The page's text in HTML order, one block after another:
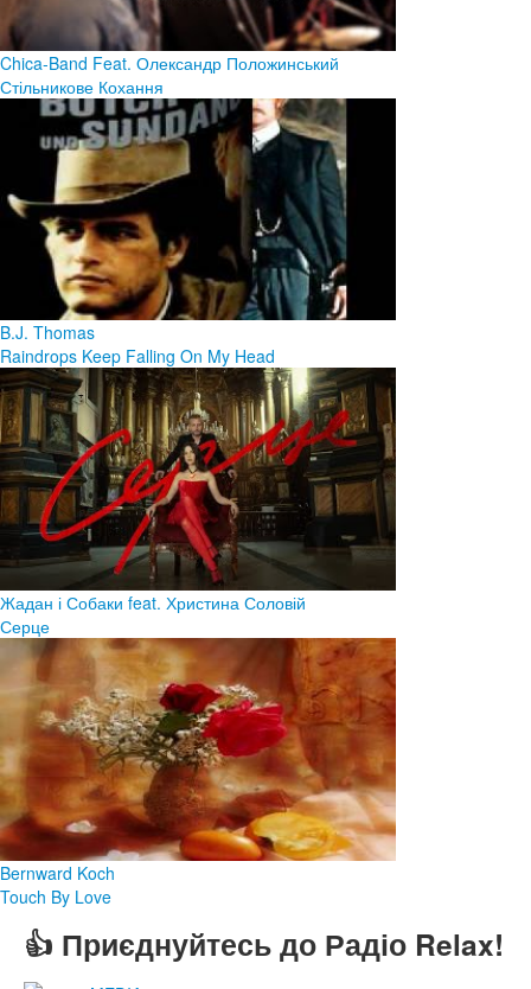
Chica-Band Feat. Олександр Положинський
Стільникове Кохання
B.J. Thomas
Raindrops Keep Falling On My Head
Жадан і Собаки feat. Христина Соловій
Серце
Bernward Koch
Touch By Love
👍 Приєднуйтесь до Радіо Relax!